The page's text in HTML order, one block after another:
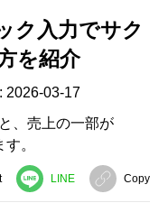
ク入力でサク
を紹介
2026-03-17
、売上の一部が
。
LINE Copy